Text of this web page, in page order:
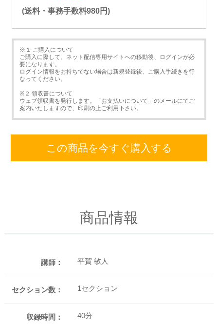
(送料・事務手数料980円)
※１ ご購入について
ご購入に際して、ネット配信専用サイトへの移動後、ログインが必
要になります。
ログイン情報をお持ちでない場合は新規登録後、ご購入手続きを行
なってください。
※２ 領収書について
ウェブ領収書を発行します。「お支払いについて」のメールにてご
案内いたしますので、印刷の上ご利用下さい。
この商品を今すぐ購入する
商品情報
講師： 平賀 敏人
セクション数： 1セクション
収録時間： 40分